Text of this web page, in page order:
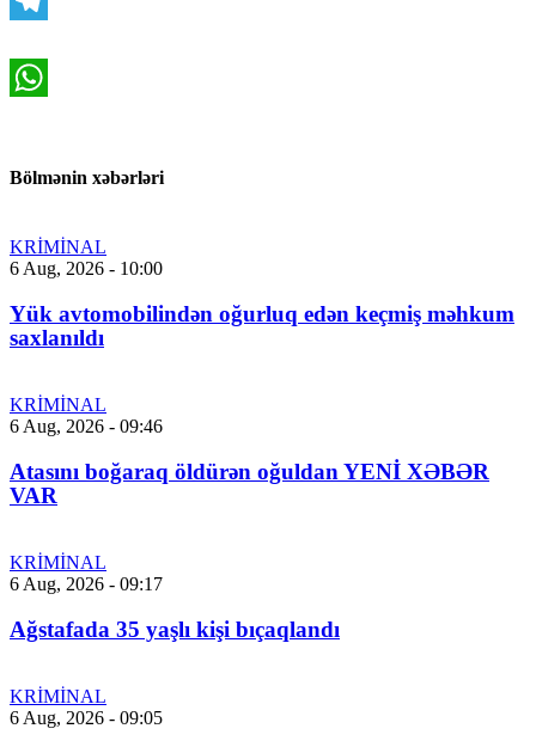
Bölmənin xəbərləri
KRİMİNAL
6 Aug, 2026 - 10:00
Yük avtomobilindən oğurluq edən keçmiş məhkum
saxlanıldı
KRİMİNAL
6 Aug, 2026 - 09:46
Atasını boğaraq öldürən oğuldan YENİ XƏBƏR
VAR
KRİMİNAL
6 Aug, 2026 - 09:17
Ağstafada 35 yaşlı kişi bıçaqlandı
KRİMİNAL
6 Aug, 2026 - 09:05